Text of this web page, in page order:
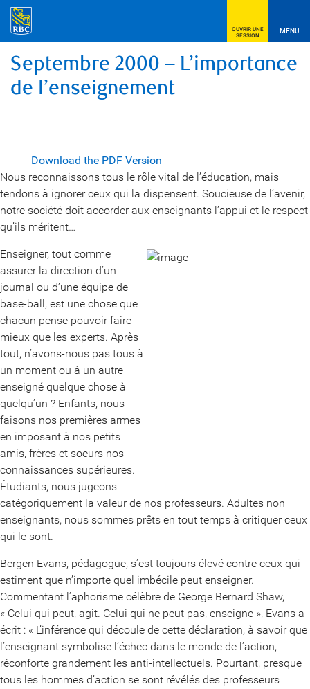
OUVRIR UNE
SESSION
MENU
Septembre 2000 – L’importance
de l’enseignement
Download the PDF Version
Nous reconnaissons tous le rôle vital de l’éducation, mais
tendons à ignorer ceux qui la dispensent. Soucieuse de l’avenir,
notre société doit accorder aux enseignants l’appui et le respect
qu’ils méritent…
Enseigner, tout comme
assurer la direction d’un
journal ou d’une équipe de
base-ball, est une chose que
chacun pense pouvoir faire
mieux que les experts. Après
tout, n’avons-nous pas tous à
un moment ou à un autre
enseigné quelque chose à
quelqu’un ? Enfants, nous
faisons nos premières armes
en imposant à nos petits
amis, frères et soeurs nos
connaissances supérieures.
Étudiants, nous jugeons
catégoriquement la valeur de nos professeurs. Adultes non
enseignants, nous sommes prêts en tout temps à critiquer ceux
qui le sont.
Bergen Evans, pédagogue, s’est toujours élevé contre ceux qui
estiment que n’importe quel imbécile peut enseigner.
Commentant l’aphorisme célèbre de George Bernard Shaw,
« Celui qui peut, agit. Celui qui ne peut pas, enseigne », Evans a
écrit : « L’inférence qui découle de cette déclaration, à savoir que
l’enseignant symbolise l’échec dans le monde de l’action,
réconforte grandement les anti-intellectuels. Pourtant, presque
tous les hommes d’action se sont révélés des professeurs